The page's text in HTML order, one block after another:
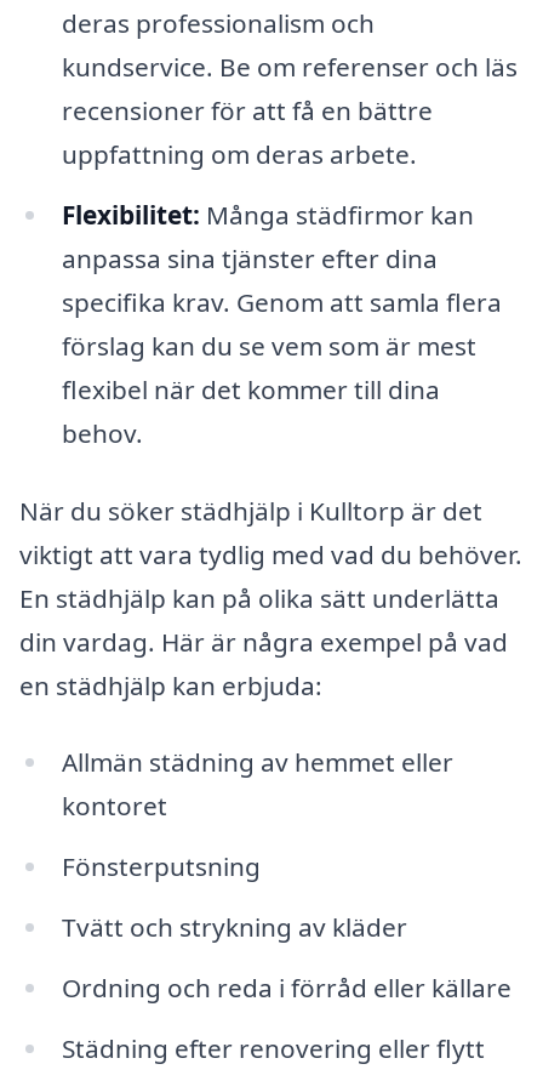
deras professionalism och
kundservice. Be om referenser och läs
recensioner för att få en bättre
uppfattning om deras arbete.
Flexibilitet: Många städfirmor kan
anpassa sina tjänster efter dina
specifika krav. Genom att samla flera
förslag kan du se vem som är mest
flexibel när det kommer till dina
behov.
När du söker städhjälp i Kulltorp är det
viktigt att vara tydlig med vad du behöver.
En städhjälp kan på olika sätt underlätta
din vardag. Här är några exempel på vad
en städhjälp kan erbjuda:
Allmän städning av hemmet eller
kontoret
Fönsterputsning
Tvätt och strykning av kläder
Ordning och reda i förråd eller källare
Städning efter renovering eller flytt